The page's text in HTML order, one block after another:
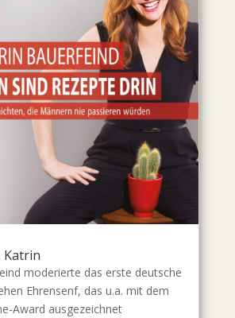
Katrin
moderierte das erste deutsche
Ehrensenf, das u.a. mit dem
Award ausgezeichnet